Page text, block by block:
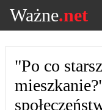
Ważne.net
"Po co